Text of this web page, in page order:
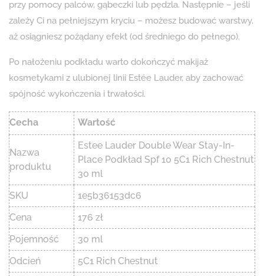
przy pomocy palców, gąbeczki lub pędzla. Następnie – jeśli
zależy Ci na pełniejszym kryciu – możesz budować warstwy,
aż osiągniesz pożądany efekt (od średniego do pełnego).
Po nałożeniu podkładu warto dokończyć makijaż
kosmetykami z ulubionej linii Estée Lauder, aby zachować
spójność wykończenia i trwałości.
Cecha Wartość
Nazwa
produktu
Estee Lauder Double Wear Stay-In-
Place Podkład Spf 10 5C1 Rich Chestnut
30 ml
SKU
1e5b36153dc6
Cena
176 zł
Pojemność
30 ml
Odcień
5C1 Rich Chestnut